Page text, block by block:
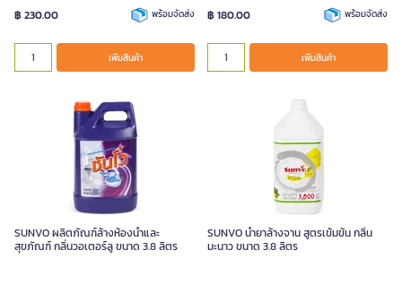
฿ 230.00 พร้อมจัดส่ง
เพิ่มสินค้า
฿ 180.00 พร้อมจัดส่ง
เพิ่มสินค้า
SUNVO ผลิตภัณฑ์ล้างห้องน้ำและ
สุขภัณฑ์ กลิ่นวอเตอร์ลู ขนาด 3.8 ลิตร
SUNVO น้ำยาล้างจาน สูตรเข้มข้น กลิ่น
มะนาว ขนาด 3.8 ลิตร